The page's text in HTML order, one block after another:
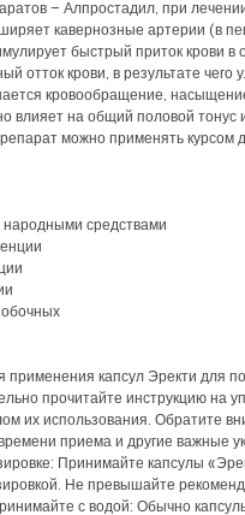
– Алпростадил, при
кавернозные артерии (в
быстрый приток крови в
отток крови, в результате чего
кровообращение,
влияет на общий половой тонус
можно применять курсом
народными средствами
применения капсул Эректи для
прочитайте инструкцию на
их использования. Обратите
приема и другие важные
Принимайте капсулы
Не превышайте
с водой: Обычно